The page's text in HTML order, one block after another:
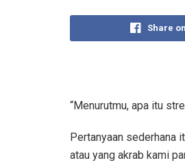
Share
“Menurutmu, apa itu
Pertanyaan sederhana
atau yang akrab kami